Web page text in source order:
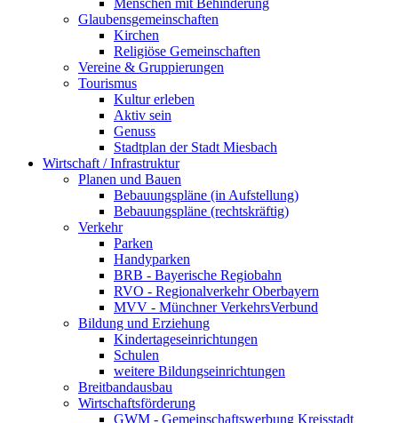
Menschen mit Behinderung
Glaubensgemeinschaften
Kirchen
Religiöse Gemeinschaften
Vereine & Gruppierungen
Tourismus
Kultur erleben
Aktiv sein
Genuss
Stadtplan der Stadt Miesbach
Wirtschaft / Infrastruktur
Planen und Bauen
Bebauungspläne (in Aufstellung)
Bebauungspläne (rechtskräftig)
Verkehr
Parken
Handyparken
BRB - Bayerische Regiobahn
RVO - Regionalverkehr Oberbayern
MVV - Münchner VerkehrsVerbund
Bildung und Erziehung
Kindertageseinrichtungen
Schulen
weitere Bildungseinrichtungen
Breitbandausbau
Wirtschaftsförderung
GWM - Gemeinschaftswerbung Kreisstadt